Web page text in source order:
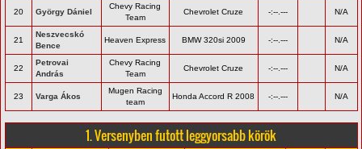
20 György Dániel
Chevy Racing
Team
Chevrolet Cruze -:--.--- N/A
21
Neszvecskó
Bence
Heaven Express BMW 320si 2009 -:--.--- N/A
22
Petrovai
András
Chevy Racing
Team
Chevrolet Cruze -:--.--- N/A
23 Varga Ákos
Mugen Racing
team
Honda Accord R 2008 -:--.--- N/A
1. Versenyben futott leggyorsabb körök